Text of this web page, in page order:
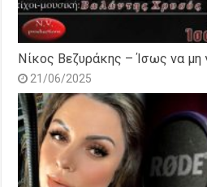
Νίκος Βεζυράκης – Ίσως να μη
21/06/2025